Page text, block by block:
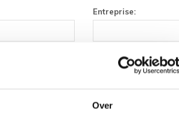
Over
Entreprise:
Téléphone: